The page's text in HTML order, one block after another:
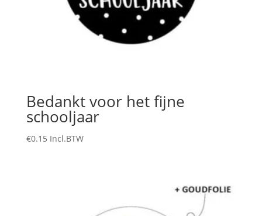
Bedankt voor het fijne
schooljaar
€0.15 Incl.BTW